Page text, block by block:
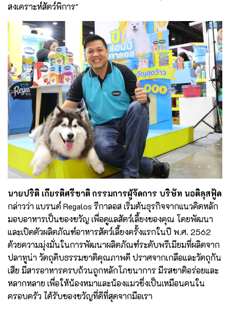
สงเคราะห์สัตว์พิการ"
นายปริติ เกียรติศรีชาติ กรรมการผู้จัดการ บริษัท นอติลุสฟู้ด
กล่าวว่า แบรนด์ Regalos รีกาลอส เริ่มต้นธุรกิจจากแนวคิดหลัก
มอบอาหารเป็นของขวัญ เพื่อดูแลสัตว์เลี้ยงของคุณ โดยพัฒนา
และเปิดตัวผลิตภัณฑ์อาหารสัตว์เลี้ยงครั้งแรกในปี พ.ศ. 2562
ด้วยความมุ่งมั่นในการพัฒนาผลิตภัณฑ์ระดับพรีเมียมที่ผลิตจาก
ปลาทูน่า วัตถุดิบธรรมชาติคุณภาพดี ปราศจากเกลือและวัตถุกัน
เสีย มีสารอาหารครบถ้วนถูกหลักโภชนาการ มีรสชาติอร่อยและ
หลากหลาย เพื่อให้น้องหมาและน้องแมวซึ่งเป็นเหมือนคนใน
ครอบครัว ได้รับของขวัญที่ดีที่สุดจากมือเรา